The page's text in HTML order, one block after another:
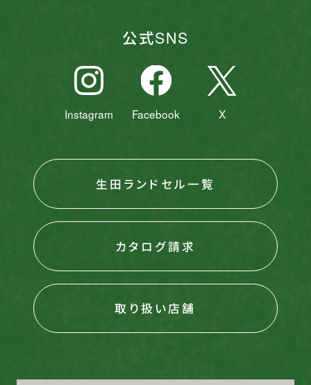
公式SNS
Instagram Facebook X
生田ランドセル一覧
カタログ請求
取り扱い店舗